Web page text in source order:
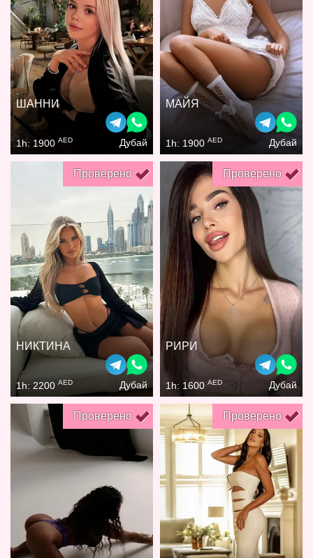
ШАННИ
1h: 1900 AED Дубай
МАЙЯ
1h: 1900 AED Дубай
Проверено
НИКТИНА
1h: 2200 AED Дубай
Проверено
РИРИ
1h: 1600 AED Дубай
Проверено Проверено